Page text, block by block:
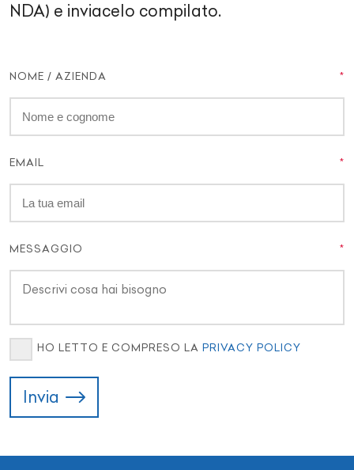
NDA) e inviacelo compilato.
NOME / AZIENDA
EMAIL
MESSAGGIO
HO LETTO E COMPRESO LA PRIVACY POLICY
Invia